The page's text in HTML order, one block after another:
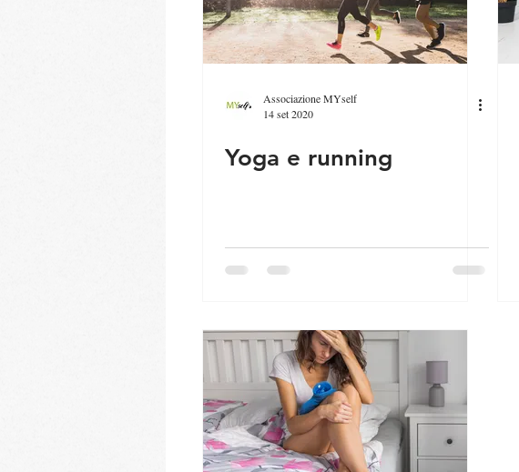
Associazione MYself
14 set 2020
Yoga e running